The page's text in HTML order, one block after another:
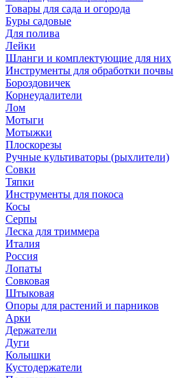
Товары для сада и огорода
Буры садовые
Для полива
Лейки
Шланги и комплектующие для них
Инструменты для обработки почвы
Бороздовичек
Корнеудалители
Лом
Мотыги
Мотыжки
Плоскорезы
Ручные культиваторы (рыхлители)
Совки
Тяпки
Инструменты для покоса
Косы
Серпы
Леска для триммера
Италия
Россия
Лопаты
Совковая
Штыковая
Опоры для растений и парников
Арки
Держатели
Дуги
Колышки
Кустодержатели